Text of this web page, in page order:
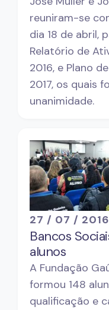
reuniram-se
dia 18 de abril,
Relatório de
2016, e Plano
2017, os quais
unanimidade.
27 / 07 / 2016
Bancos
alunos
A Fundação
formou 148
qualificação e